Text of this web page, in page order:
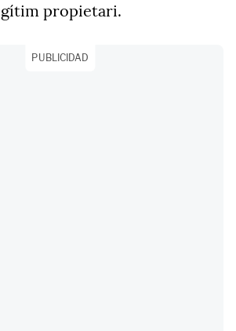
propietari.
PUBLICIDAD